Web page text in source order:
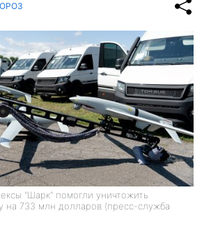
"Шарк" помогли уничтожить
на 733 млн долларов (пресс-служба